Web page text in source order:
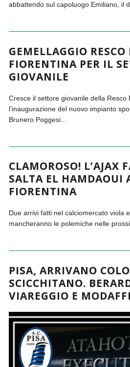
abbattendo sul capoluogo Emiliano, il
GEMELLAGGIO RESCO
FIORENTINA PER IL
GIOVANILE
Cresce il settore giovanile della Resco
l’inaugurazione del nuovo impianto
Brunero Poggesi...
CLAMOROSO! L’AJAX
SALTA EL HAMDAOUI
FIORENTINA
Due arrivi fatti nel calciomercato viola
mancheranno le polemiche nelle
PISA, ARRIVANO
SCICCHITANO.
VIAREGGIO E